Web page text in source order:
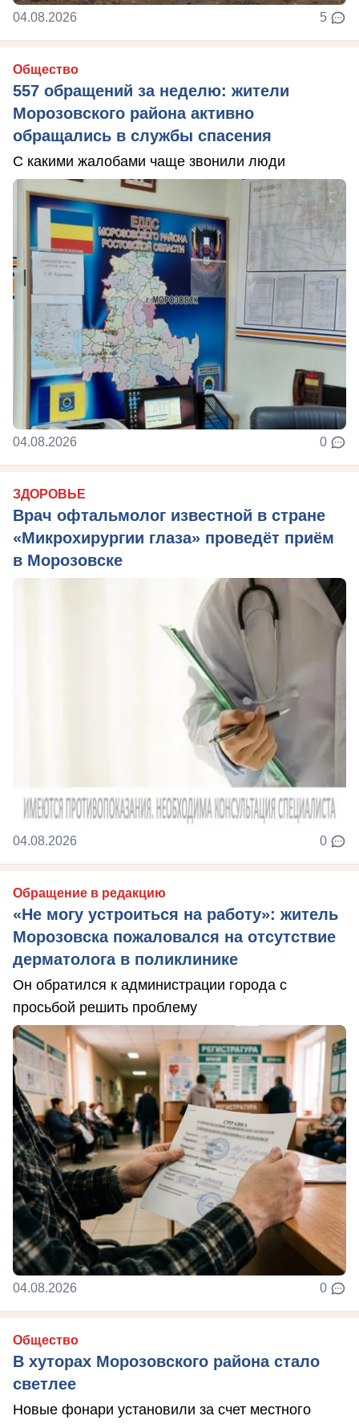
04.08.2026 5
Общество
557 обращений за неделю: жители
Морозовского района активно
обращались в службы спасения
С какими жалобами чаще звонили люди
04.08.2026 0
ЗДОРОВЬЕ
Врач офтальмолог известной в стране
«Микрохирургии глаза» проведёт приём
в Морозовске
04.08.2026 0
Обращение в редакцию
«Не могу устроиться на работу»: житель
Морозовска пожаловался на отсутствие
дерматолога в поликлинике
Он обратился к администрации города с
просьбой решить проблему
04.08.2026 0
Общество
В хуторах Морозовского района стало
светлее
Новые фонари установили за счет местного